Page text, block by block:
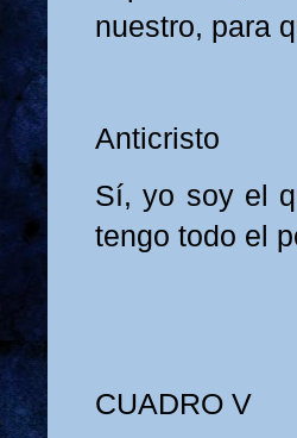
nuestro, para
Anticristo
Sí, yo soy el
tengo todo el
CUADRO V